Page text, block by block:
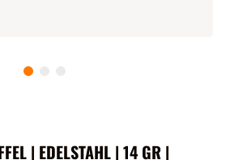
| EDELSTAHL | 14 GR |